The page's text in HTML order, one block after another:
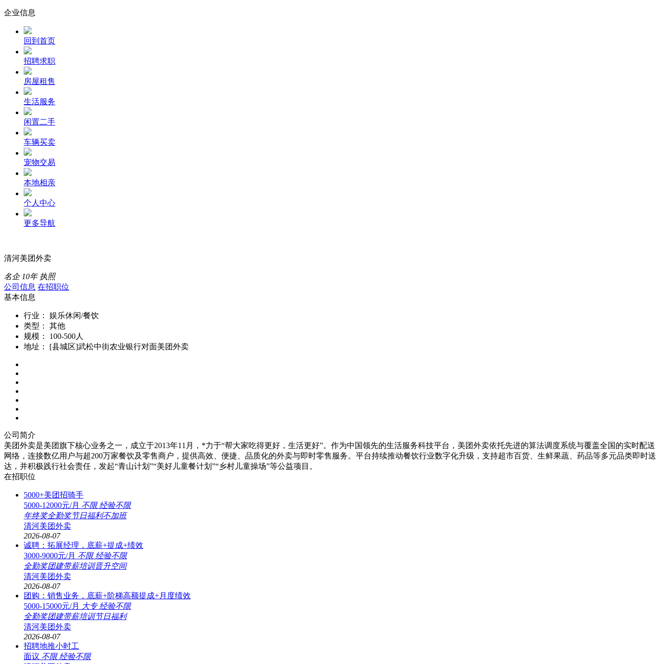
企业信息
回到首页
招聘求职
房屋租售
生活服务
闲置二手
车辆买卖
宠物交易
本地相亲
个人中心
更多导航
清河美团外卖
名企 10年 执照
公司信息 在招职位
基本信息
行业：
娱乐休闲/餐饮
类型：
其他
规模：
100-500人
地址：
[县城区]武松中街农业银行对面美团外卖
公司简介
美团外卖是美团旗下核心业务之一，成立于2013年11月，*力于“帮大家吃得更好，生活更好”。作为中国领先的生活服务科技平台，美团外卖依托先进的算法调度系统与覆盖全国的实时配送
网络，连接数亿用户与超200万家餐饮及零售商户，提供高效、便捷、品质化的外卖与即时零售服务。平台持续推动餐饮行业数字化升级，支持超市百货、生鲜果蔬、药品等多元品类即时送
达，并积极践行社会责任，发起“青山计划”“美好儿童餐计划”“乡村儿童操场”等公益项目。
在招职位
5000+美团招骑手
5000-12000元/月 不限 经验不限
年终奖全勤奖节日福利不加班
清河美团外卖
2026-08-07
诚聘：拓展经理，底薪+提成+绩效
3000-9000元/月 不限 经验不限
全勤奖团建带薪培训晋升空间
清河美团外卖
2026-08-07
团购：销售业务，底薪+阶梯高额提成+月度绩效
5000-15000元/月
大专 经验不限
全勤奖团建带薪培训节日福利
清河美团外卖
2026-08-07
招聘地推小时工
面议 不限 经验不限